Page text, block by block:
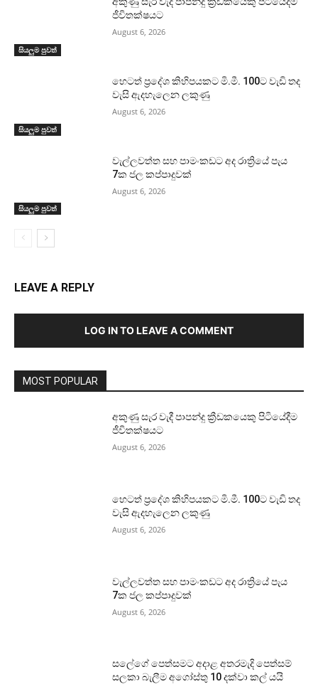
සියලුම පුවත්
ජීවිතක්ෂයට
August 6, 2026
සියලුම පුවත්
හෙටත් ප්‍රදේශ කිහිපයකට මි.මී. 100ට වැඩි තද
වැසි ඇදහැලෙන ලකුණු
August 6, 2026
සියලුම පුවත්
වැල්ලවත්ත සහ පාමංකඩට අද රාත්‍රියේ පැය
7ක ජල කප්පාදුවක්
August 6, 2026
LEAVE A REPLY
LOG IN TO LEAVE A COMMENT
MOST POPULAR
අකුණු සැර වැදී පාපන්දු ක්‍රීඩකයෙකු පිටියේදීම
ජීවිතක්ෂයට
August 6, 2026
හෙටත් ප්‍රදේශ කිහිපයකට මි.මී. 100ට වැඩි තද
වැසි ඇදහැලෙන ලකුණු
August 6, 2026
වැල්ලවත්ත සහ පාමංකඩට අද රාත්‍රියේ පැය
7ක ජල කප්පාදුවක්
August 6, 2026
සලේගේ පෙත්සමට අදාළ අතරමැදි පෙත්සම්
සලකා බැලීම අගෝස්තු 10 දක්වා කල් යයි